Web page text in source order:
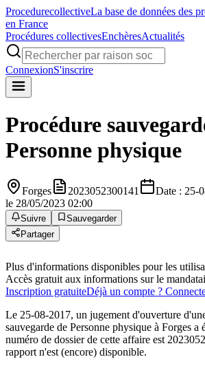
ProcedurecollectiveLa base de données des
en France
Procédures collectivesEnchèresActualités
ConnexionS'inscrire
Procédure
Personne physique
Forges 2023052300141 Date : 25-
le 28/05/2023 02:00
Suivre
Sauvegarder
Partager
Plus d'informations disponibles pour les
Accès gratuit aux informations sur le
Inscription gratuiteDéjà un compte ?
Le 25-08-2017, un jugement d'ouverture
sauvegarde de Personne physique à Forges a
numéro de dossier de cette affaire est
rapport n'est (encore) disponible.